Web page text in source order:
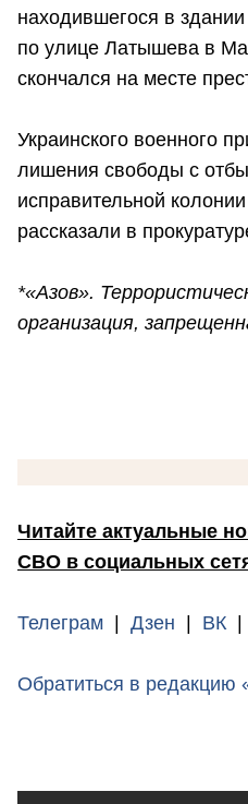
находившегося в
по улице Латышева в
скончался на месте
Украинского военного
лишения свободы с
исправительной
рассказали в
*«Азов».
организация,
Читайте актуальные
СВО в социальных
Телеграм | Дзен | ВК |
Обратиться в редакцию